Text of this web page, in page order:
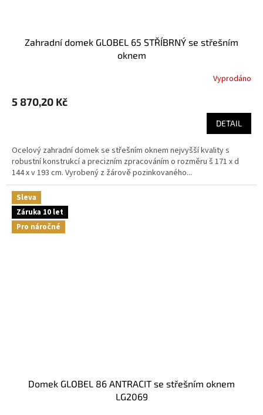
Zahradní domek GLOBEL 65 STŘÍBRNÝ se střešním
oknem
Vyprodáno
5 870,20 Kč
DETAIL
Ocelový zahradní domek se střešním oknem nejvyšší kvality s
robustní konstrukcí a precizním zpracováním o rozměru š 171 x d
144 x v 193 cm. Vyrobený z žárově pozinkovaného...
Sleva
Záruka 10 let
Pro náročné
domek GLOBEL 86 ANTRACIT se střešním oknem
LG2069